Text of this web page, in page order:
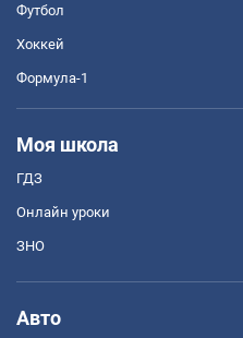
Футбол
Хоккей
Формула-1
Моя школа
ГДЗ
Онлайн уроки
ЗНО
Авто